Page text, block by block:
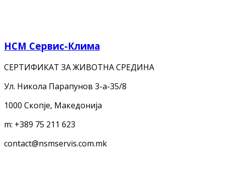
НСМ Сервис-Клима
СЕРТИФИКАТ ЗА ЖИВОТНА СРЕДИНА
Ул. Никола Парапунов 3-а-35/8
1000 Скопје, Македонија
m: +389 75 211 623
contact@nsmservis.com.mk